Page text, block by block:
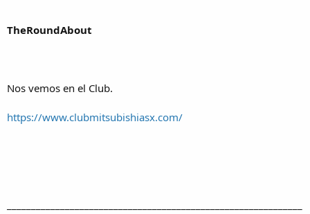
TheRoundAbout
Nos vemos en el Club.
https://www.clubmitsubishiasx.com/